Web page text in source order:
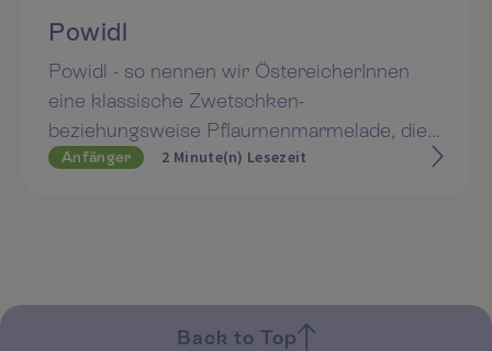
Powidl
Powidl - so nennen wir ÖstereicherInnen
eine klassische Zwetschken-
beziehungsweise Pflaumenmarmelade, die
einfach zubereitet wird und sich in vielen
Geduld.
Anfänger 2 Minute(n) Lesezeit
Back to Top